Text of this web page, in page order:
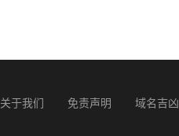
关于我们 免责声明 域名吉凶